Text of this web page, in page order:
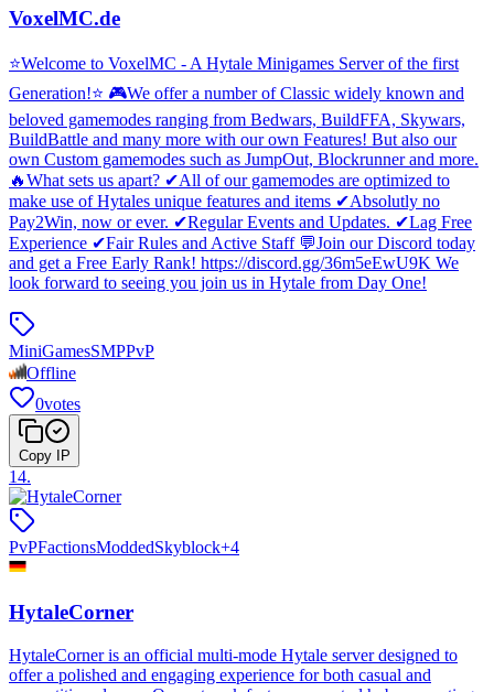
VoxelMC.de
⭐Welcome to VoxelMC - A Hytale Minigames Server of the first
Generation!⭐ 🎮We offer a number of Classic widely known and
beloved gamemodes ranging from Bedwars, BuildFFA, Skywars,
BuildBattle and many more with our own Features! But also our
own Custom gamemodes such as JumpOut, Blockrunner and more.
🔥What sets us apart? ✔All of our gamemodes are optimized to
make use of Hytales unique features and items ✔Absolutly no
Pay2Win, now or ever. ✔Regular Events and Updates. ✔Lag Free
Experience ✔Fair Rules and Active Staff 💬Join our Discord today
and get a Free Early Rank! https://discord.gg/36m5eEwU9K We
look forward to seeing you join us in Hytale from Day One!
MiniGamesSMPPvP
Offline
0votes
Copy IP
14.
PvPFactionsModdedSkyblock+4
HytaleCorner
HytaleCorner is an official multi-mode Hytale server designed to
offer a polished and engaging experience for both casual and